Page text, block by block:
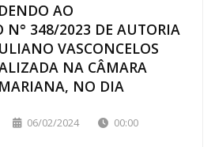
AO
N° 348/2023 DE AUTORIA
VASCONCELOS
NA CÂMARA
NO DIA
06/02/2024
00:00